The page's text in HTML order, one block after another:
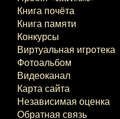
Книга почёта
Книга памяти
Конкурсы
Виртуальная игротека
Фотоальбом
Видеоканал
Карта сайта
Независимая оценка
Обратная связь